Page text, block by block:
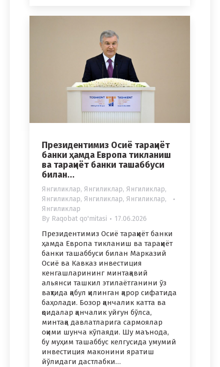
Президентимиз Осиё тараққиёт
банки ҳамда Европа тикланиш
ва тараққиёт банки ташаббуси
билан…
Янгиликлар, Янгиликлар, Янгиликлар,
Янгиликлар, Янгиликлар, Янгиликлар,
Янгиликлар
By Raqobat qo'mitasi 17.06.2026
Президентимиз Осиё тараққиёт банки
ҳамда Европа тикланиш ва тараққиёт
банки ташаббуси билан Марказий
Осиё ва Кавказ инвестиция
кенгашларининг минтақавий
альянси ташкил этилаётганини ўз
вақтида қабул қилинган қарор сифатида
баҳолади. Бозор қанчалик катта ва
қоидалар қанчалик уйғун бўлса,
минтақа давлатларига сармоялар
оқими шунча кўпаяди. Шу маънода,
бу муҳим ташаббус келгусида умумий
инвестиция маконини яратиш
йўлидаги дастлабки…